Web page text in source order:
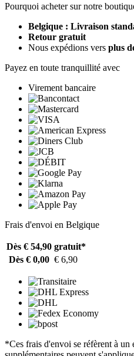
Pourquoi acheter sur notre
Belgique : Livraison
Retour gratuit
Nous expédions vers plus
Payez en toute tranquillité avec
Virement bancaire
Frais d'envoi en Belgique
Dès € 54,90 gratuit*
Dès € 0,00 € 6,90
*Ces frais d'envoi se réfèrent à un